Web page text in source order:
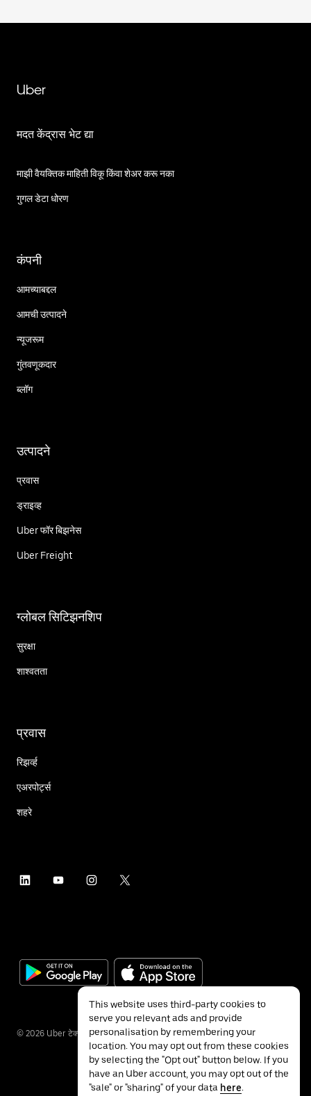
Uber
मदत केंद्रास भेट द्या
माझी वैयक्तिक माहिती विकू किंवा शेअर करू नका
गुगल डेटा धोरण
कंपनी
आमच्याबद्दल
आमची उत्पादने
न्यूजरूम
गुंतवणूकदार
ब्लॉग
उत्पादने
प्रवास
ड्राइव्ह
Uber फॉर बिझनेस
Uber Freight
ग्लोबल सिटिझनशिप
सुरक्षा
शाश्वतता
प्रवास
रिझर्व्ह
एअरपोर्ट्स
शहरे
© 2026 Uber टेक्नॉलॉजीज इंक.
This website uses third-party cookies to
serve you relevant ads and provide
personalisation by remembering your
location. You may opt out from these cookies
by selecting the "Opt out" button below. If you
have an Uber account, you may opt out of the
"sale" or "sharing" of your data here.